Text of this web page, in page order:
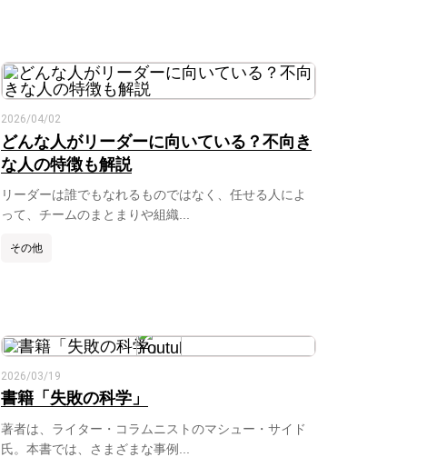
2026/04/02
どんな人がリーダーに向いている？不向き
な人の特徴も解説
リーダーは誰でもなれるものではなく、任せる人によ
って、チームのまとまりや組織...
その他
2026/03/19
書籍「失敗の科学」
著者は、ライター・コラムニストのマシュー・サイド
氏。本書では、さまざまな事例...